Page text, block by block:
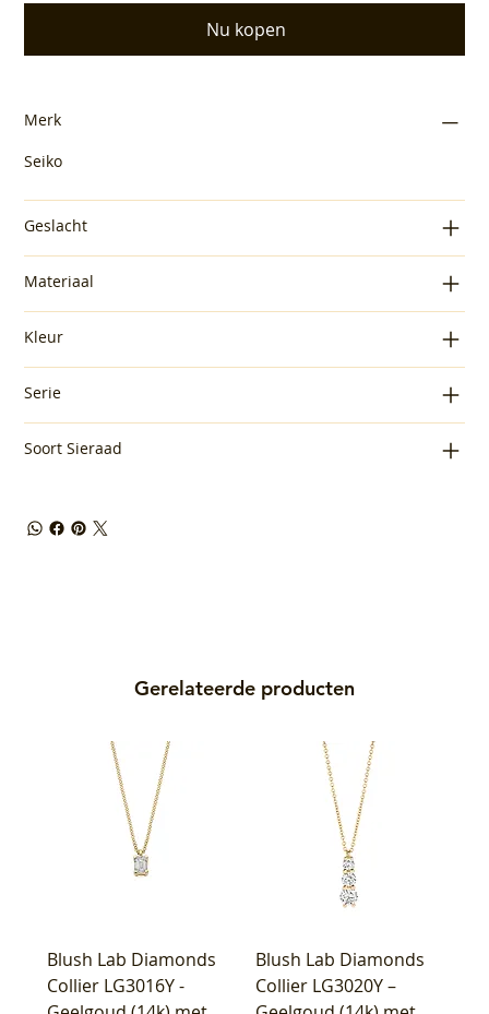
Nu kopen
Merk
Seiko
Geslacht
Materiaal
Kleur
Serie
Soort Sieraad
Gerelateerde producten
Blush Lab Diamonds
Collier LG3016Y -
Blush Lab Diamonds
Collier LG3020Y –